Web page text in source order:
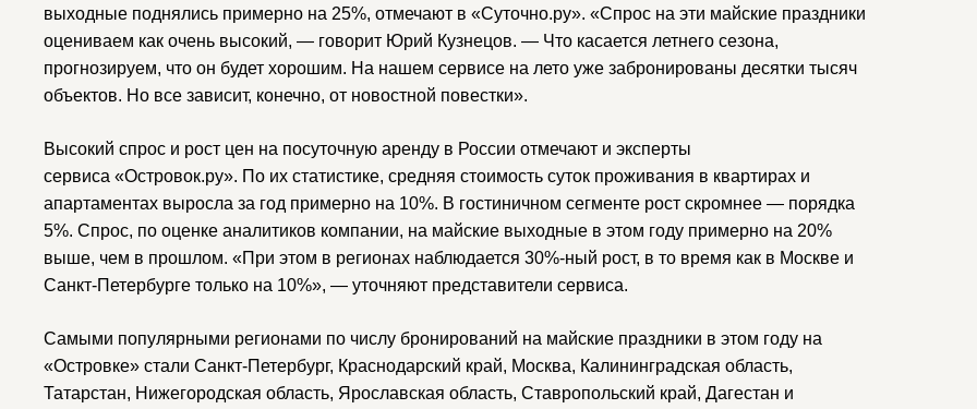
выходные поднялись примерно на 25%, отмечают в «Суточно.ру». «Спрос на эти майские праздники
оцениваем как очень высокий, — говорит Юрий Кузнецов. — Что касается летнего сезона,
прогнозируем, что он будет хорошим. На нашем сервисе на лето уже забронированы десятки тысяч
объектов. Но все зависит, конечно, от новостной повестки».
Высокий спрос и рост цен на посуточную аренду в России отмечают и эксперты
сервиса «Островок.ру». По их статистике, средняя стоимость суток проживания в квартирах и
апартаментах выросла за год примерно на 10%. В гостиничном сегменте рост скромнее — порядка
5%. Спрос, по оценке аналитиков компании, на майские выходные в этом году примерно на 20%
выше, чем в прошлом. «При этом в регионах наблюдается 30%-ный рост, в то время как в Москве и
Санкт-Петербурге только на 10%», — уточняют представители сервиса.
Самыми популярными регионами по числу бронирований на майские праздники в этом году на
«Островке» стали Санкт-Петербург, Краснодарский край, Москва, Калининградская область,
Татарстан, Нижегородская область, Ярославская область, Ставропольский край, Дагестан и